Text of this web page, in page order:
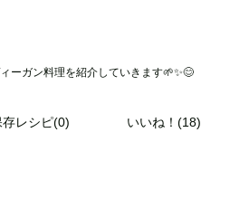
ーガン料理を紹介していきます🌱✨😊
存レシピ(0) いいね！(18)